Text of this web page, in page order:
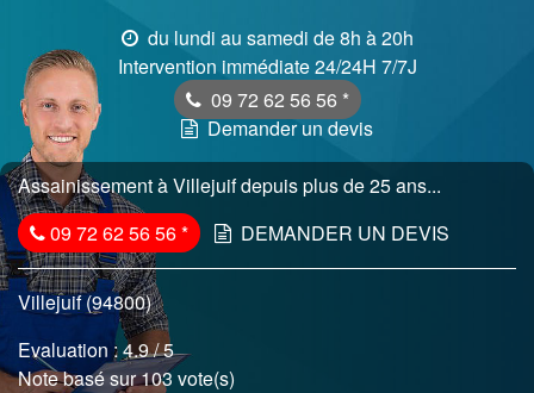
du lundi au samedi de 8h à 20h
Intervention immédiate 24/24H 7/7J
09 72 62 56 56 *
Demander un devis
Assainissement à Villejuif depuis plus de 25 ans...
09 72 62 56 56* DEMANDER UN DEVIS
Villejuif (94800)
Evaluation :4.9/ 5
Note basé sur 103 vote(s)